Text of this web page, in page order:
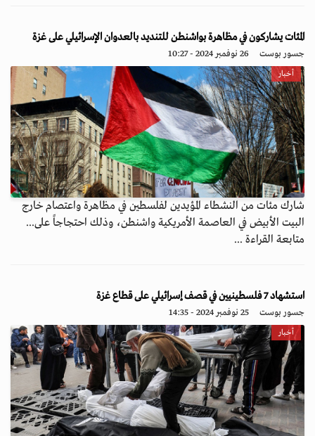
المئات يشاركون في مظاهرة بواشنطن للتنديد بالعدوان الإسرائيلي على غزة
جسور بوست 26 نوفمبر 2024 - 10:27
أخبار
شارك مئات من النشطاء المؤيدين لفلسطين في مظاهرة واعتصام خارج
البيت الأبيض في العاصمة الأمريكية واشنطن، وذلك احتجاجاً على...
متابعة القراءة ...
استشهاد 7 فلسطينيين في قصف إسرائيلي على قطاع غزة
جسور بوست 25 نوفمبر 2024 - 14:35
أخبار